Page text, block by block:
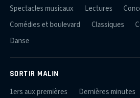
Spectacles musicaux
Lectures
Comédies et boulevard
Classiques
Danse
SORTIR MALIN
1ers aux premières Dernières minutes